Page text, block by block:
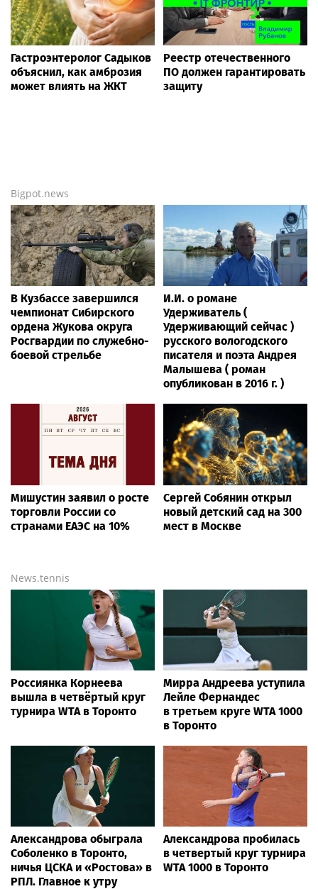
Гастроэнтеролог Садыков
объяснил, как амброзия
может влиять на ЖКТ
Реестр отечественного
ПО должен гарантировать
защиту
Bigpot.news
В Кузбассе завершился
чемпионат Сибирского
ордена Жукова округа
Росгвардии по служебно-
боевой стрельбе
И.И. о романе
Удерживатель (
Удерживающий сейчас )
русского вологодского
писателя и поэта Андрея
Малышева ( роман
опубликован в 2016 г. )
Мишустин заявил о росте
торговли России со
странами ЕАЭС на 10%
Сергей Собянин открыл
новый детский сад на 300
мест в Москве
News.tennis
Россиянка Корнеева
вышла в четвёртый круг
турнира WTA в Торонто
Мирра Андреева уступила
Лейле Фернандес
в третьем круге WTA 1000
в Торонто
Александрова обыграла
Соболенко в Торонто,
ничья ЦСКА и «Ростова» в
РПЛ. Главное к утру
Александрова пробилась
в четвертый круг турнира
WTA 1000 в Торонто